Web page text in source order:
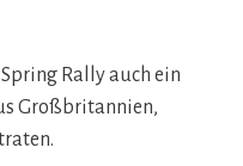
Rally auch ein
Großbritannien,